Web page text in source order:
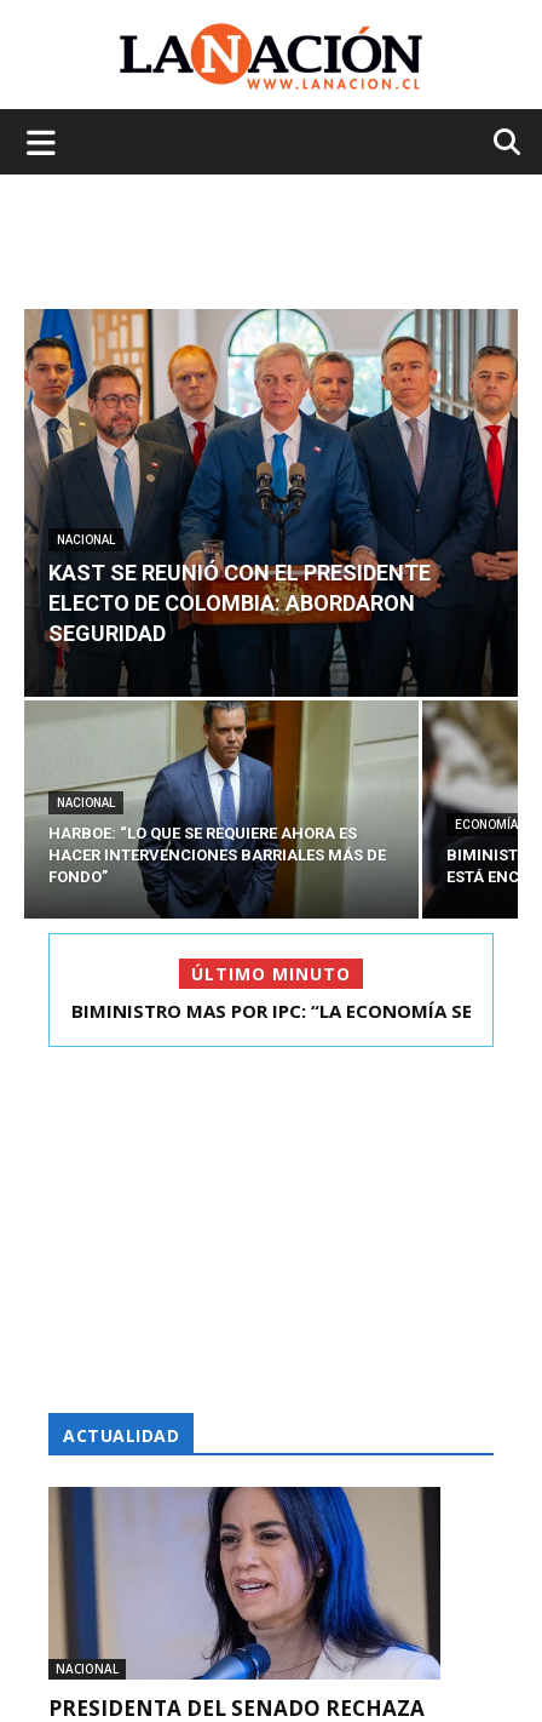
NACIONAL
KAST SE REUNIÓ CON EL PRESIDENTE
ELECTO DE COLOMBIA: ABORDARON
SEGURIDAD
NACIONAL
HARBOE: “LO QUE SE REQUIERE AHORA ES
HACER INTERVENCIONES BARRIALES MÁS DE
FONDO”
ECONOMÍA
BIMINISTRO
ESTÁ
ÚLTIMO MINUTO
KAST SE REUNIÓ CON EL PRESIDENTE ELECTO DE
BIMINISTRO MAS POR IPC: “LA ECONOMÍA SE
ACTUALIDAD
NACIONAL
PRESIDENTA DEL SENADO RECHAZA